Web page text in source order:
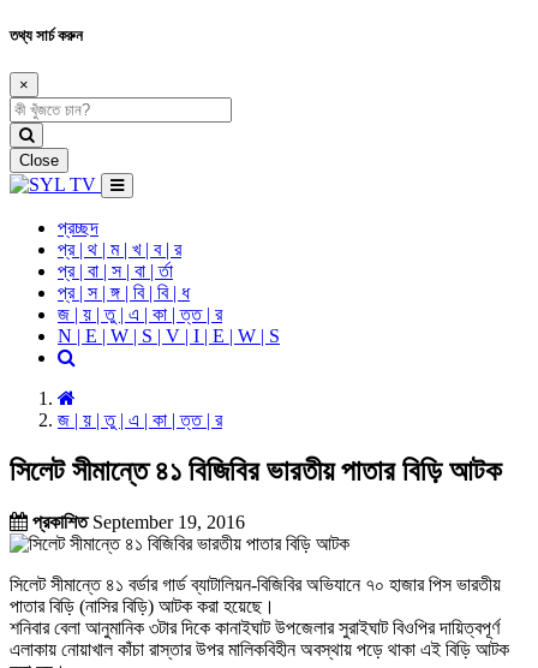
তথ্য সার্চ করুন
×
Close
প্রচ্ছদ
প্র | থ | ম | খ | ব | র
প্র | বা | স | বা | র্তা
প্র | স | ঙ্গ | বি | বি | ধ
জ | য় | তু | এ | কা | ত্ত | র
N | E | W | S | V | I | E | W | S
জ | য় | তু | এ | কা | ত্ত | র
সিলেট সীমান্তে ৪১ বিজিবির ভারতীয় পাতার বিড়ি আটক
প্রকাশিতSeptember 19, 2016
সিলেট সীমান্তে ৪১ বর্ডার গার্ড ব্যাটালিয়ন-বিজিবির অভিযানে ৭০ হাজার পিস ভারতীয়
পাতার বিড়ি (নাসির বিড়ি) আটক করা হয়েছে।
শনিবার বেলা আনুমানিক ৩টার দিকে কানাইঘাট উপজেলার সুরাইঘাট বিওপির দায়িত্বপূর্ণ
এলাকায় নোয়াখাল কাঁচা রাস্তার উপর মালিকবিহীন অবস্থায় পড়ে থাকা এই বিড়ি আটক